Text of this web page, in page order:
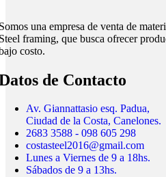
una empresa de venta de
framing, que busca ofrecer
costo.
de Contacto
Av. Giannattasio esq. Padua,
Ciudad de la Costa, Canelones.
2683 3588 - 098 605 298
costasteel2016@gmail.com
Lunes a Viernes de 9 a 18hs.
Sábados de 9 a 13hs.